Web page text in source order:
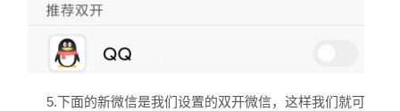
5.下面的新微信是我们设置的双开微信，这样我们就可